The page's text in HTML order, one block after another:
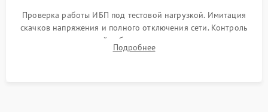
Проверка работы ИБП под тестовой нагрузкой. Имитация
скачков напряжения и полного отключения сети. Контроль
времени автономной работы, температурного режима и
корректности формы выходного сигнала.
Подробнее